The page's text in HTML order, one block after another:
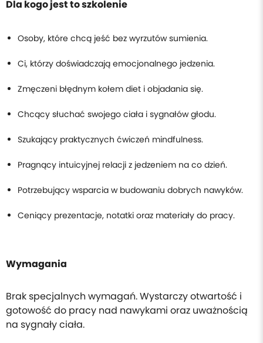
Dla kogo jest to szkolenie
Osoby, które chcą jeść bez wyrzutów sumienia.
Ci, którzy doświadczają emocjonalnego jedzenia.
Zmęczeni błędnym kołem diet i objadania się.
Chcący słuchać swojego ciała i sygnałów głodu.
Szukający praktycznych ćwiczeń mindfulness.
Pragnący intuicyjnej relacji z jedzeniem na co dzień.
Potrzebujący wsparcia w budowaniu dobrych nawyków.
Ceniący prezentacje, notatki oraz materiały do pracy.
Wymagania
Brak specjalnych wymagań. Wystarczy otwartość i
gotowość do pracy nad nawykami oraz uważnością
na sygnały ciała.